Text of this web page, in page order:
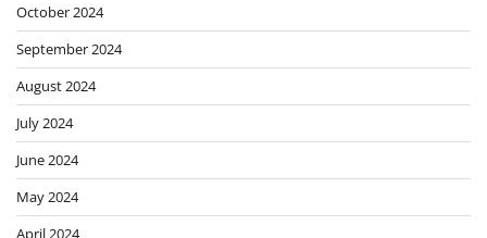
October 2024
September 2024
August 2024
July 2024
June 2024
May 2024
April 2024